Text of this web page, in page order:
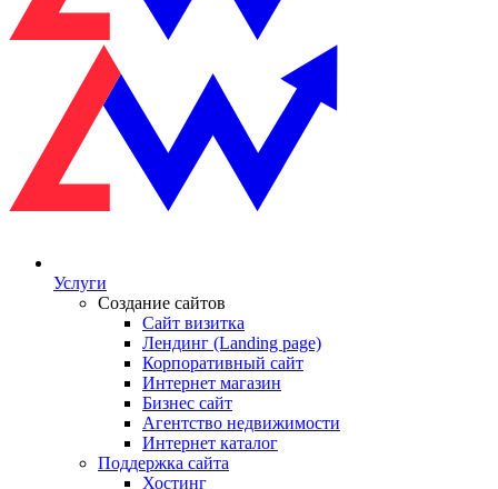
Услуги
Создание сайтов
Сайт визитка
Лендинг (Landing page)
Корпоративный сайт
Интернет магазин
Бизнес сайт
Агентство недвижимости
Интернет каталог
Поддержка сайта
Хостинг